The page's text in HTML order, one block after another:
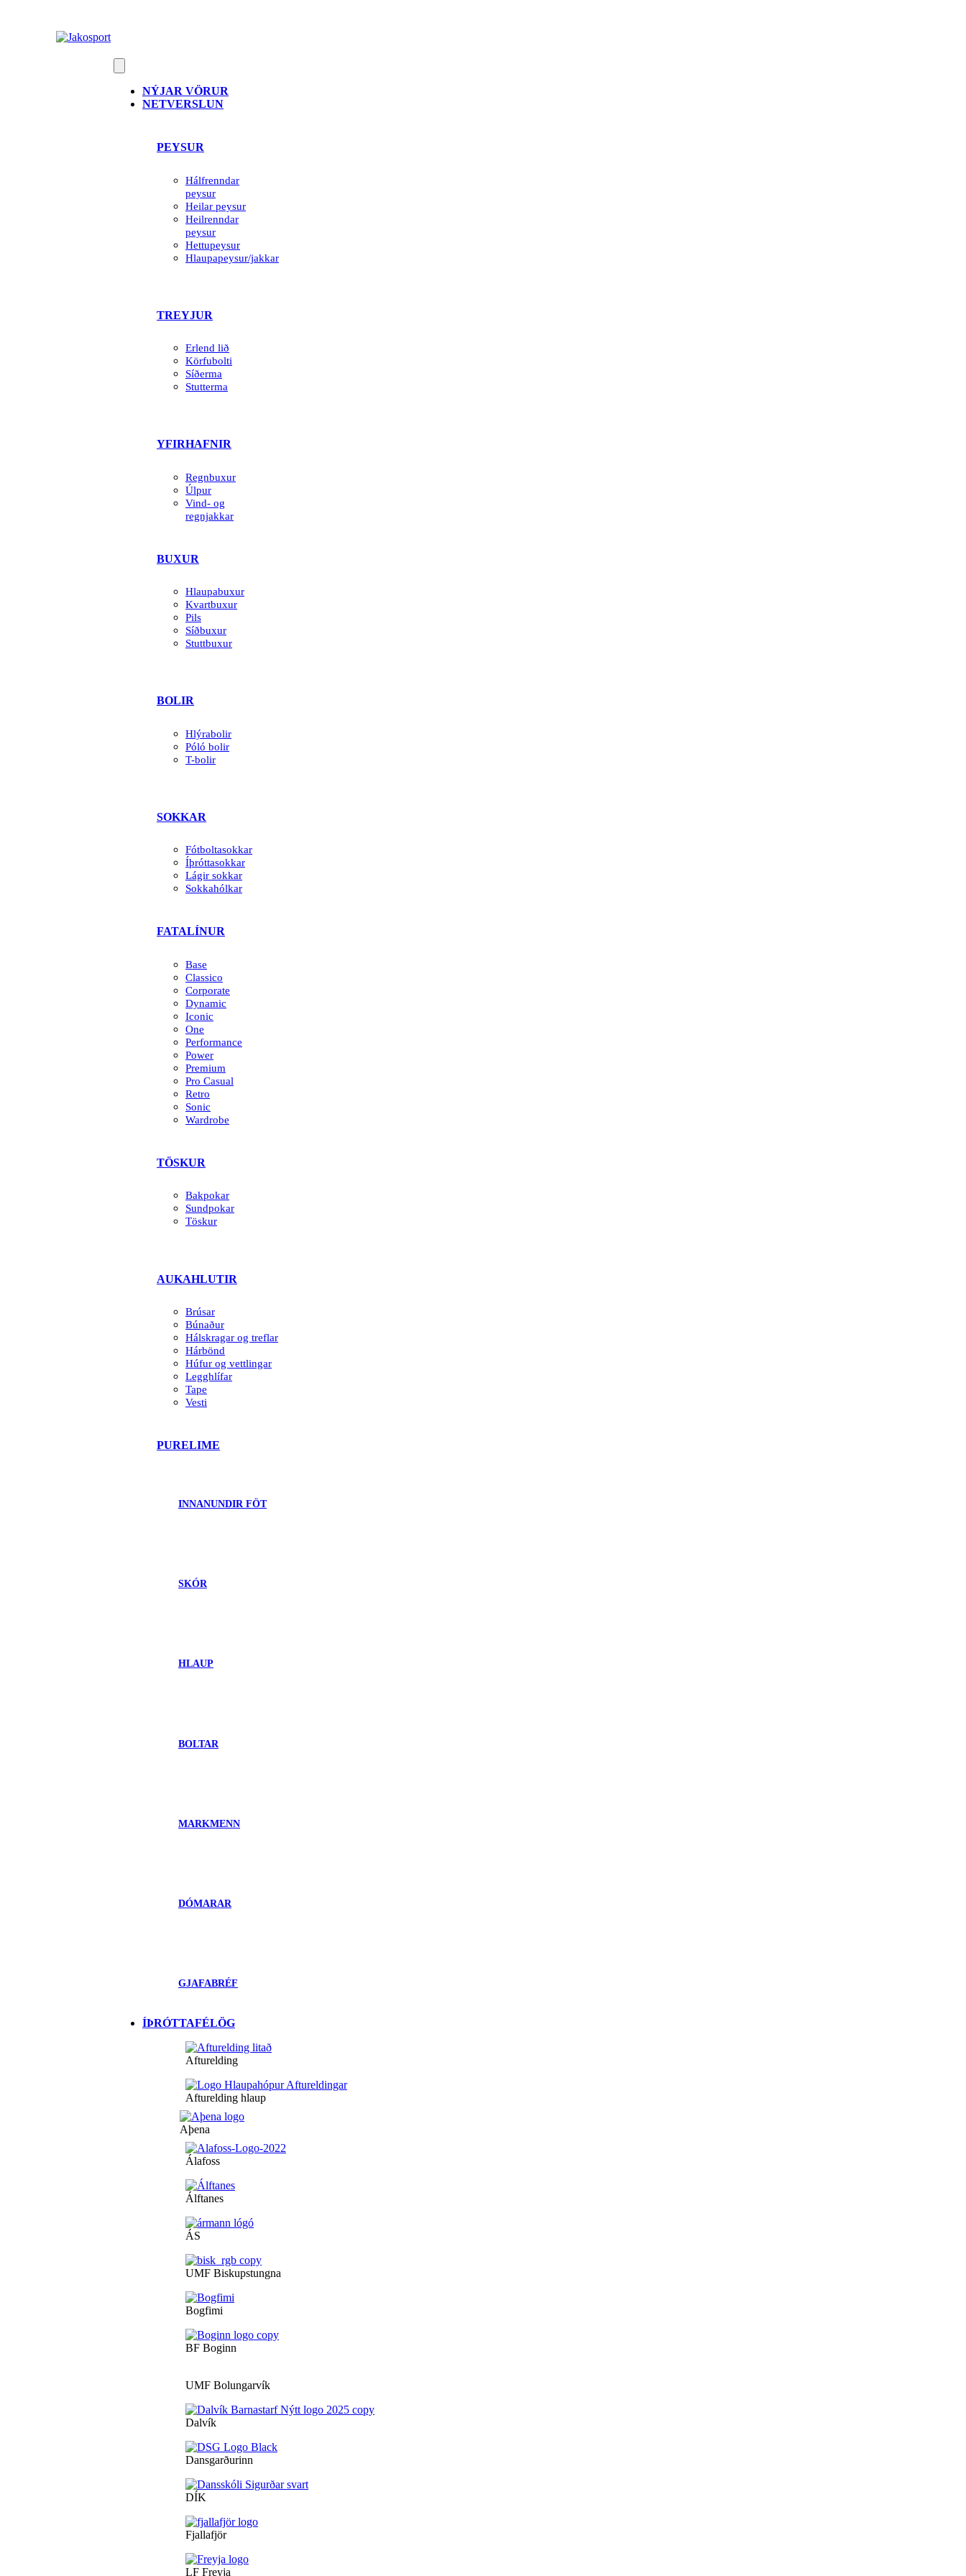
NÝJAR VÖRUR
NETVERSLUN
PEYSUR
Hálfrenndar
peysur
Heilar peysur
Heilrenndar
peysur
Hettupeysur
Hlaupapeysur/jakkar
TREYJUR
Erlend lið
Körfubolti
Síðerma
Stutterma
YFIRHAFNIR
Regnbuxur
Úlpur
Vind- og
regnjakkar
BUXUR
Hlaupabuxur
Kvartbuxur
Pils
Síðbuxur
Stuttbuxur
BOLIR
Hlýrabolir
Póló bolir
T-bolir
SOKKAR
Fótboltasokkar
Íþróttasokkar
Lágir sokkar
Sokkahólkar
FATALÍNUR
Base
Classico
Corporate
Dynamic
Iconic
One
Performance
Power
Premium
Pro Casual
Retro
Sonic
Wardrobe
TÖSKUR
Bakpokar
Sundpokar
Töskur
AUKAHLUTIR
Brúsar
Búnaður
Hálskragar og treflar
Hárbönd
Húfur og vettlingar
Legghlífar
Tape
Vesti
PURELIME
INNANUNDIR FÖT
SKÓR
HLAUP
BOLTAR
MARKMENN
DÓMARAR
GJAFABRÉF
ÍÞRÓTTAFÉLÖG
Afturelding
Afturelding hlaup
Aþena
Álafoss
Álftanes
ÁS
UMF Biskupstungna
Bogfimi
BF Boginn
UMF Bolungarvík
Dalvík
Dansgarðurinn
DÍK
Fjallafjör
LF Freyja